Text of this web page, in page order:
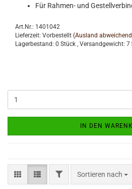
Für Rahmen- und
Art.Nr.: 1401042
Lieferzeit: Vorbestellt (Ausland
Lagerbestand: 0 Stück , Versandgewicht: 7
IN DEN
FILTERSortieren nach
Sortieren nach